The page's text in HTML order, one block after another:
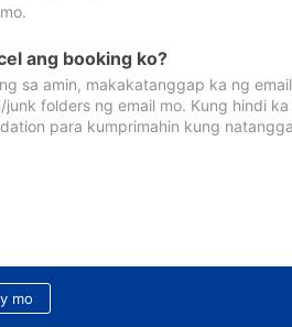
ang booking ko?
sa amin, makakatanggap ka ng
folders ng email mo. Kung hindi
para kumprimahin kung
mo